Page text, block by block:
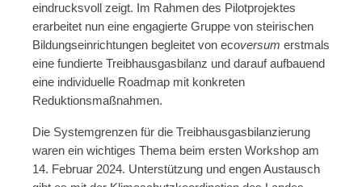
eindrucksvoll zeigt. Im Rahmen des Pilotprojektes
erarbeitet nun eine engagierte Gruppe von steirischen
Bildungseinrichtungen begleitet von ecoversum erstmals
eine fundierte Treibhausgasbilanz und darauf aufbauend
eine individuelle Roadmap mit konkreten
Reduktionsmaßnahmen.
Die Systemgrenzen für die Treibhausgasbilanzierung
waren ein wichtiges Thema beim ersten Workshop am
14. Februar 2024. Unterstützung und engen Austausch